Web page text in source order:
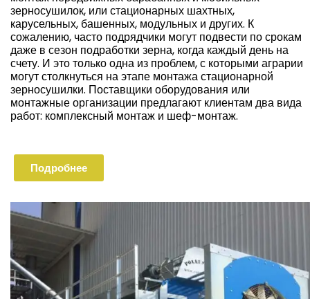
зерносушилок, или стационарных шахтных,
карусельных, башенных, модульных и других. К
сожалению, часто подрядчики могут подвести по срокам
даже в сезон подработки зерна, когда каждый день на
счету. И это только одна из проблем, с которыми аграрии
могут столкнуться на этапе монтажа стационарной
зерносушилки. Поставщики оборудования или
монтажные организации предлагают клиентам два вида
работ: комплексный монтаж и шеф-монтаж.
Подробнее